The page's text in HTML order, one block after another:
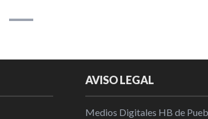
AVISO LEGAL
Medios Digitales HB de